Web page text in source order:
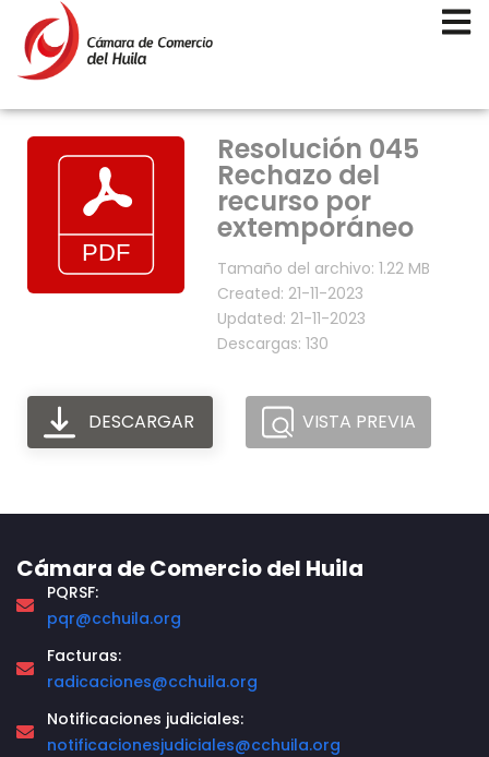
Resolución 045
Rechazo del
recurso por
extemporáneo
Tamaño del archivo: 1.22 MB
Created: 21-11-2023
Updated: 21-11-2023
Descargas: 130
DESCARGAR VISTA PREVIA
Cámara de Comercio del Huila
PQRSF:
pqr@cchuila.org
Facturas:
radicaciones@cchuila.org
Notificaciones judiciales:
notificacionesjudiciales@cchuila.org